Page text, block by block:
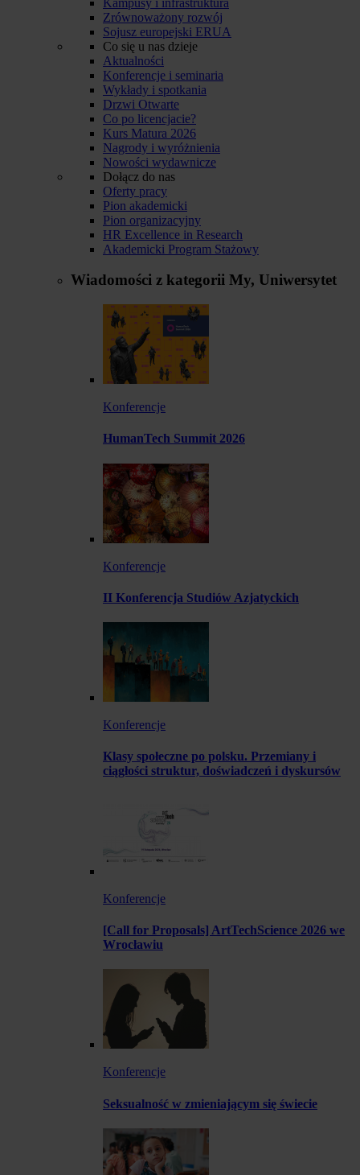
Zrównoważony rozwój
Sojusz europejski ERUA
Co się u nas dzieje
Aktualności
Konferencje i seminaria
Wykłady i spotkania
Drzwi Otwarte
Co po licencjacie?
Kurs Matura 2026
Nagrody i wyróżnienia
Nowości wydawnicze
Dołącz do nas
Oferty pracy
Pion akademicki
Pion organizacyjny
HR Excellence in Research
Akademicki Program Stażowy
Wiadomości z kategorii My, Uniwersytet
Konferencje
HumanTech Summit 2026
Konferencje
II Konferencja Studiów Azjatyckich
Konferencje
Klasy społeczne po polsku. Przemiany i
ciągłości struktur, doświadczeń i dyskursów
Konferencje
[Call for Proposals] ArtTechScience 2026 we
Wrocławiu
Konferencje
Seksualność w zmieniającym się świecie